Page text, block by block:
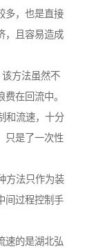
多，也是直接
，且容易造成
方法虽然不
在回流中。
和流速，十分
只是了一次性
方法只作为装
间过程控制手
速的是湖北弘